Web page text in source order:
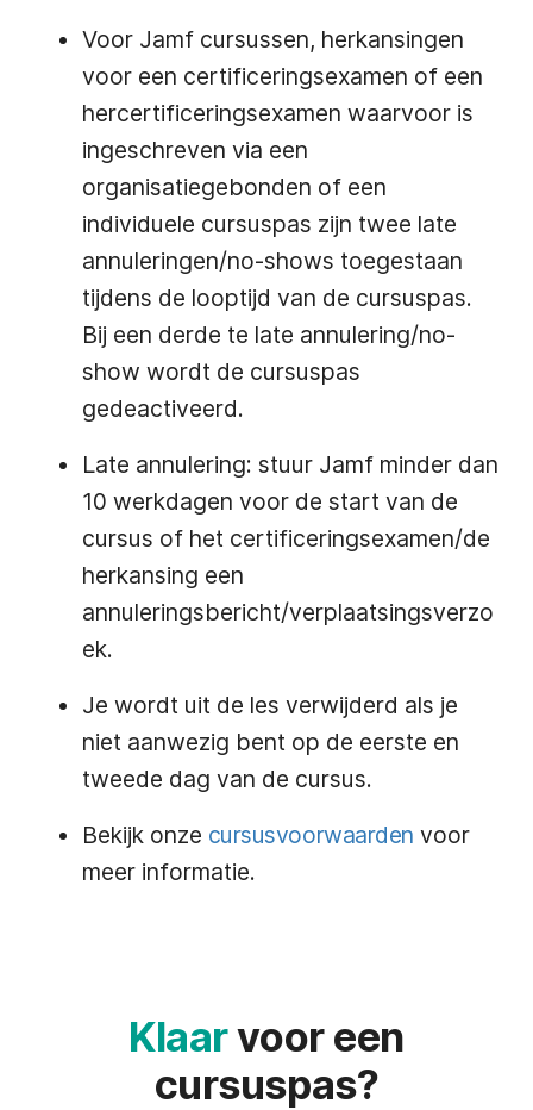
Voor Jamf cursussen, herkansingen
voor een certificeringsexamen of een
hercertificeringsexamen waarvoor is
ingeschreven via een
organisatiegebonden of een
individuele cursuspas zijn twee late
annuleringen/no-shows toegestaan
tijdens de looptijd van de cursuspas.
Bij een derde te late annulering/no-
show wordt de cursuspas
gedeactiveerd.
Late annulering: stuur Jamf minder dan
10 werkdagen voor de start van de
cursus of het certificeringsexamen/de
herkansing een
annuleringsbericht/verplaatsingsverzo
ek.
Je wordt uit de les verwijderd als je
niet aanwezig bent op de eerste en
tweede dag van de cursus.
Bekijk onze cursusvoorwaarden voor
meer informatie.
Klaarvoor een
cursuspas?